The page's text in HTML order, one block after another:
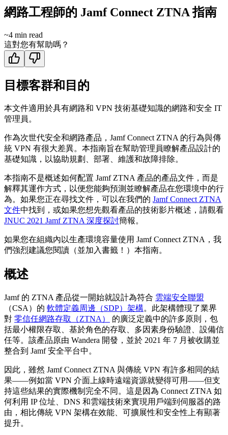
網路工程師的 Jamf Connect ZTNA 指南
~4 min read
這對您有幫助嗎？
目標客群和目的
本文件適用於具有網路和 VPN 技術基礎知識的網路和安全 IT
管理員。
作為次世代安全和網路產品，Jamf Connect ZTNA 的行為與傳
統 VPN 有很大差異。本指南旨在幫助管理員瞭解產品設計的
基礎知識，以協助規劃、部署、維護和故障排除。
本指南不是概述如何配置 Jamf ZTNA 產品的產品文件，而是
解釋其運作方式，以便您能夠預測並瞭解產品在您環境中的行
為。如果您正在尋找文件，可以在我們的 Jamf Connect ZTNA
文件中找到，或如果您想先觀看產品的技術影片概述，請觀看
JNUC 2021 Jamf ZTNA 深度探討簡報。
如果您在組織內以生產環境容量使用 Jamf Connect ZTNA，我
們強烈建議您閱讀（並加入書籤！）本指南。
概述
Jamf 的 ZTNA 產品從一開始就設計為符合 雲端安全聯盟
（CSA）的 軟體定義周邊（SDP）架構。此架構體現了業界
對 零信任網路存取（ZTNA）
的廣泛定義中的許多原則，包
括最小權限存取、基於角色的存取、多因素身份驗證、設備信
任等。該產品原由 Wandera 開發，並於 2021 年 7 月被收購並
整合到 Jamf 安全平台中。
因此，雖然 Jamf Connect ZTNA 與傳統 VPN 有許多相同的結
果——例如當 VPN 介面上線時遠端資源就變得可用——但支
持這些結果的實際機制完全不同。這是因為 Connect ZTNA 如
何利用 IP 位址、DNS 和雲端技術來實現用戶端到伺服器的路
由，相比傳統 VPN 架構在效能、可擴展性和安全性上有顯著
提升。